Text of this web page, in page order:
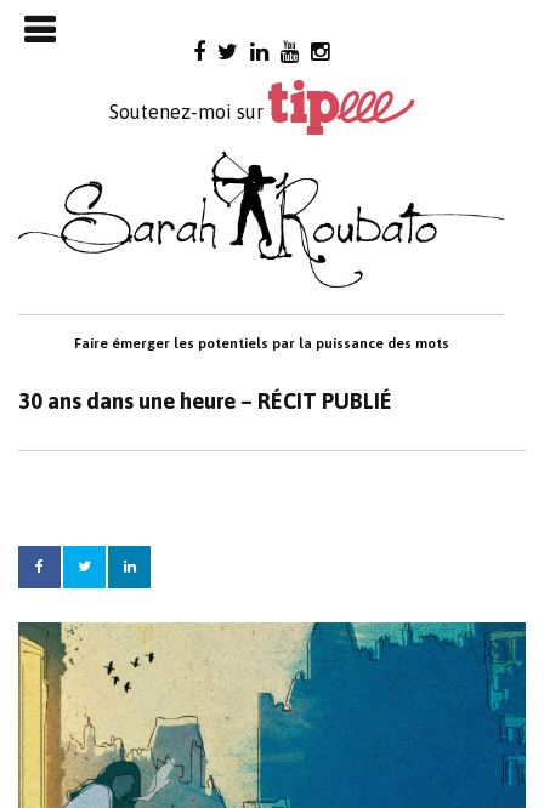
Skip
to
Soutenez-moi sur
Faire émerger les potentiels par la puissance des mots

30 ans dans une heure – RÉCIT PUBLIÉ